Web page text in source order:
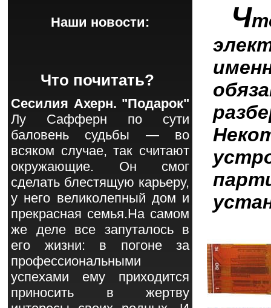
Ч
Наши новости:
Что почитать?
Сесилия Ахерн. "Подарок"
Лу Сафферн по сути
баловень судьбы — во
всяком случае, так считают
окружающие. Он смог
сделать блестящую карьеру,
у него великолепный дом и
прекрасная семья.На самом
же деле все запуталось в
его жизни: в погоне за
профессиональными
успехами ему приходится
приносить в жертву